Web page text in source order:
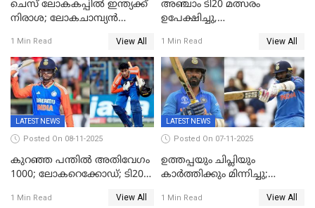
ചെസ് ലോകകപ്പില്‍ ഇന്ത്യക്ക്
നിരാശ; ലോകചാമ്പ്യന്‍
1 Min Read View All
അഞ്ചാം ടി20 മത്സരം
ഉപേക്ഷിച്ചു,
ജയിച്ച് ഇന്ത്യ
1 Min Read View All
LATEST NEWS
Posted On 08-11-2025
കുറഞ്ഞ പന്തിൽ അതിവേഗം
1000; ലോകറെക്കോഡ്; ടി20
അപൂര്‍വനേട്ടവുമായി
1 Min Read View All
LATEST NEWS
Posted On 07-11-2025
ഉത്തപ്പയും ചിപ്ലിയും
കാർത്തിക്കും മിന്നിച്ചു;
ഇന്ത്യ; ഹോങ്കോങ് സിക്സസ്
1 Min Read View All